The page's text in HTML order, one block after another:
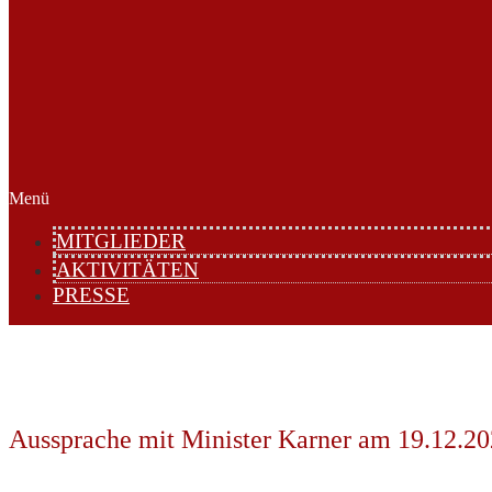
Menü
MITGLIEDER
AKTIVITÄTEN
PRESSE
Aussprache mit Minister Karner am